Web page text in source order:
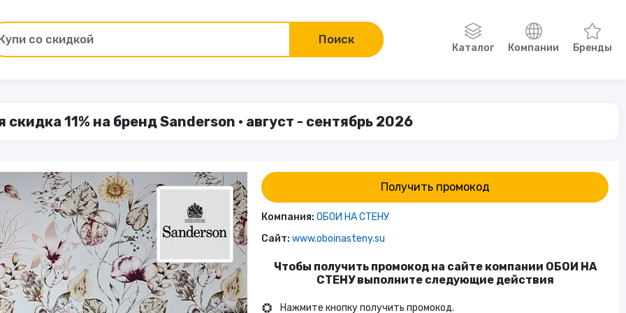
Каталог
Зоотовары Компьютеры и электроника
Работа и образование
Электрокамины
Финансы и страхование
Компании Бренды
со скидкой Поиск
11% на бренд Sanderson • август - сентябрь 2026
Получить промокод
Компания: ОБОИ НА СТЕНУ
Сайт: www.oboinasteny.su
Чтобы получить промокод на сайте компании ОБОИ НА
СТЕНУ выполните следующие действия
Нажмите кнопку получить промокод.